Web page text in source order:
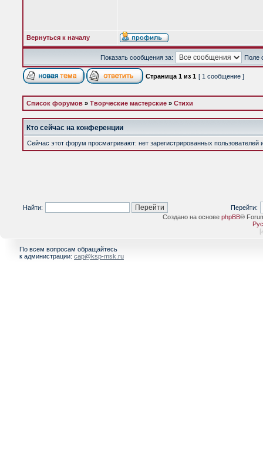
Вернуться к началу
Показать сообщения за: Поле
Страница 1 из 1 [ 1 сообщение ]
Список форумов » Творческие мастерские » Стихи
Кто сейчас на конференции
Сейчас этот форум просматривают: нет зарегистрированных пользователей
Найти:
Перейти:
Создано на основе phpBB®
[
По всем вопросам обращайтесь
к администрации: cap@ksp-msk.ru